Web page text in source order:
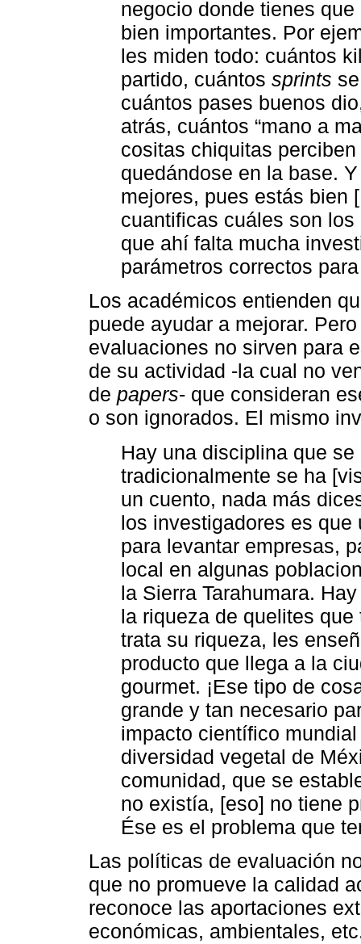
negocio donde tienes
bien importantes. Por
les miden todo: cuántos
partido, cuántos sprints
cuántos pases buenos
atrás, cuántos “mano a
cositas chiquitas
quedándose en la base.
mejores, pues estás
cuantificas cuáles son
que ahí falta mucha
parámetros correctos
Los académicos entienden
puede ayudar a mejorar.
evaluaciones no sirven para
de su actividad -la cual no
de papers- que consideran
o son ignorados. El mismo
Hay una disciplina que
tradicionalmente se ha
un cuento, nada más
los investigadores es
para levantar empresas,
local en algunas
la Sierra Tarahumara.
la riqueza de quelites
trata su riqueza, les
producto que llega a la
gourmet. ¡Ese tipo de
grande y tan necesario
impacto científico
diversidad vegetal de
comunidad, que se
no existía, [eso] no tiene
Ése es el problema que
Las políticas de evaluación
que no promueve la calidad
reconoce las aportaciones
económicas, ambientales,